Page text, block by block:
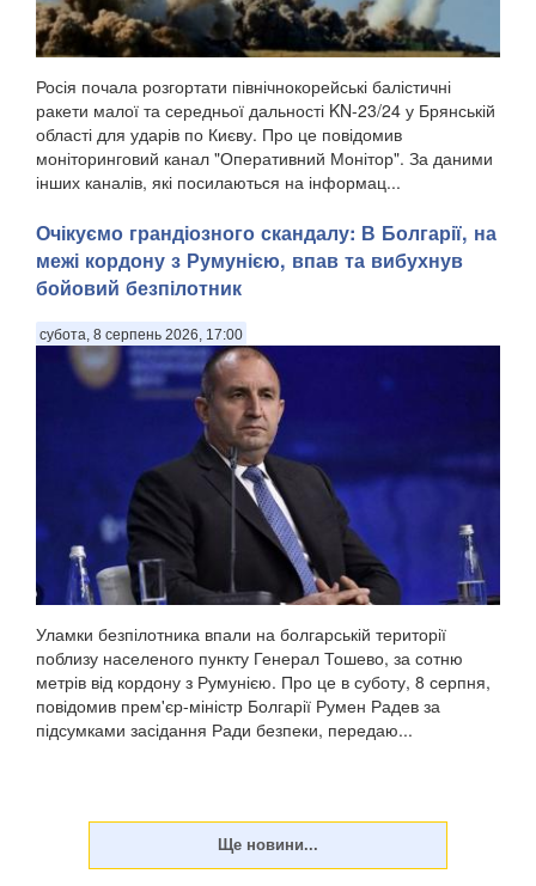
Росія почала розгортати північнокорейські балістичні
ракети малої та середньої дальності KN-23/24 у Брянській
області для ударів по Києву. Про це повідомив
моніторинговий канал "Оперативний Монітор". За даними
інших каналів, які посилаються на інформац...
Очікуємо грандіозного скандалу: В Болгарії, на
межі кордону з Румунією, впав та вибухнув
бойовий безпілотник
субота, 8 серпень 2026, 17:00
Уламки безпілотника впали на болгарській території
поблизу населеного пункту Генерал Тошево, за сотню
метрів від кордону з Румунією. Про це в суботу, 8 серпня,
повідомив прем'єр-міністр Болгарії Румен Радев за
підсумками засідання Ради безпеки, передаю...